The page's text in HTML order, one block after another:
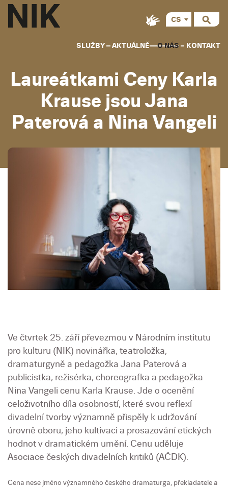
SLUŽBY AKTUÁLNĚ O NÁS KONTAKT
CS
Laureátkami Ceny Karla
Krause jsou Jana
Paterová a Nina Vangeli
Ve čtvrtek 25. září převezmou v Národním institutu
pro kulturu (NIK) novinářka, teatroložka,
dramaturgyně a pedagožka Jana Paterová a
publicistka, režisérka, choreografka a pedagožka
Nina Vangeli cenu Karla Krause. Jde o ocenění
celoživotního díla osobností, které svou reflexí
divadelní tvorby významně přispěly k udržování
úrovně oboru, jeho kultivaci a prosazování etických
hodnot v dramatickém umění. Cenu uděluje
Asociace českých divadelních kritiků (AČDK).
Cena nese jméno významného českého dramaturga, překladatele a